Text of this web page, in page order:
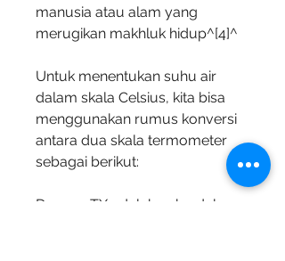
manusia atau alam yang
merugikan makhluk hidup^[4]^
Untuk menentukan suhu air
dalam skala Celsius, kita bisa
menggunakan rumus konversi
antara dua skala termometer
sebagai berikut:
Dengan TX adalah suhu dalam